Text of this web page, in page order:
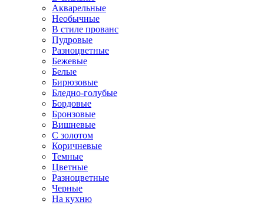
Акварельные
Необычные
В стиле прованс
Пудровые
Разноцветные
Бежевые
Белые
Бирюзовые
Бледно-голубые
Бордовые
Бронзовые
Вишневые
С золотом
Коричневые
Темные
Цветные
Разноцветные
Черные
На кухню